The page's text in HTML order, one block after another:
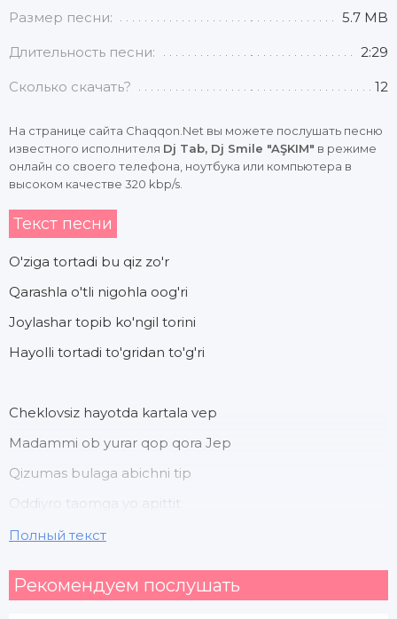
Размер песни: 5.7 MB
Длительность песни: 2:29
Сколько скачать? 12
На странице сайта Chaqqon.Net вы можете послушать песню
известного исполнителя Dj Tab, Dj Smile "AŞKIM" в режиме
онлайн со своего телефона, ноутбука или компьютера в
высоком качестве 320 kbp/s.
Текст песни
O'ziga tortadi bu qiz zo'r
Qarashla o'tli nigohla oog'ri
Joylashar topib ko'ngil torini
Hayolli tortadi to'gridan to'g'ri
Cheklovsiz hayotda kartala vep
Madammi ob yurar qop qora Jep
Qizumas bulaga abichni tip
Oddiyro taomga yo apittit
Bermisan davrani barcha qiz shetta
Полный текст
Рекомендуем послушать